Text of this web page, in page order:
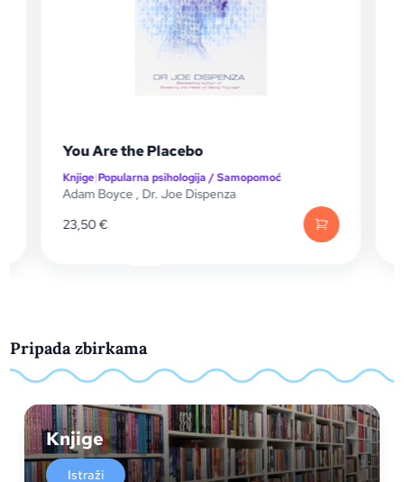
You Are the Placebo
Knjige|Popularna psihologija / Samopomoć
Adam Boyce , Dr. Joe Dispenza
23,50€
Pripada zbirkama
Knjige
Istraži